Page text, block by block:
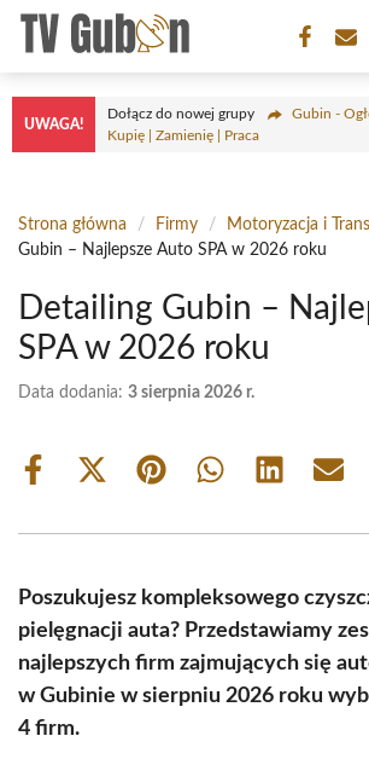
Przejdź
treści
UWAGA!
Dołącz do nowej grupy
Gubin -
Kupię | Zamienię | Praca
Strona główna / Firmy / Motoryzacja i
Gubin – Najlepsze Auto SPA w 2026 roku
Detailing Gubin –
SPA w 2026 roku
Data dodania: 3 sierpnia 2026 r.
Share
Share
(Twitter)
Share Share Share Share
Poszukujesz kompleksowego
pielęgnacji auta? Przedstawiamy
najlepszych firm zajmujących się
w Gubinie w sierpniu 2026 roku
4 firm.